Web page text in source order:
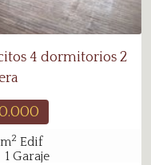
4 dormitorios 2
m2 Edif
1Garaje